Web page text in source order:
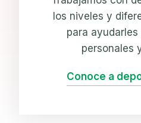
los niveles y
para
personales
Conoce a